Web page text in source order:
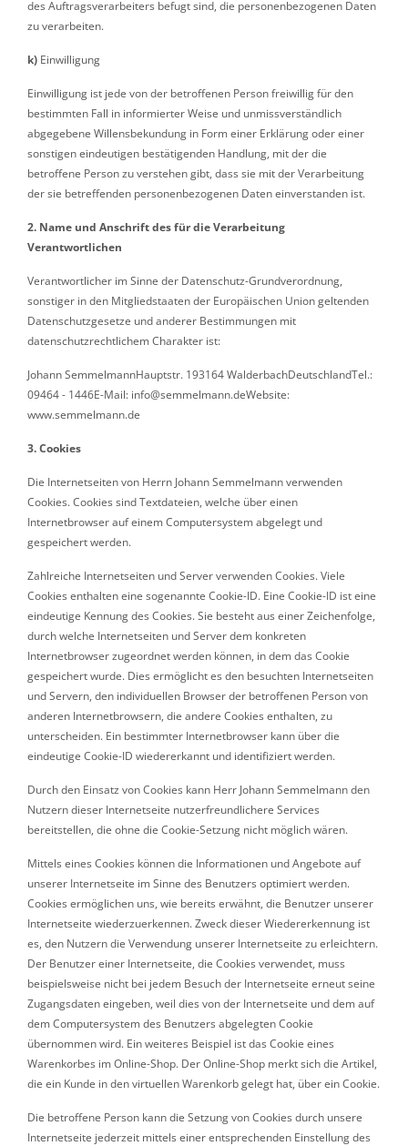
des Auftragsverarbeiters befugt sind, die personenbezogenen Daten
zu verarbeiten.
k) Einwilligung
Einwilligung ist jede von der betroffenen Person freiwillig für den
bestimmten Fall in informierter Weise und unmissverständlich
abgegebene Willensbekundung in Form einer Erklärung oder einer
sonstigen eindeutigen bestätigenden Handlung, mit der die
betroffene Person zu verstehen gibt, dass sie mit der Verarbeitung
der sie betreffenden personenbezogenen Daten einverstanden ist.
2. Name und Anschrift des für die Verarbeitung
Verantwortlichen
Verantwortlicher im Sinne der Datenschutz-Grundverordnung,
sonstiger in den Mitgliedstaaten der Europäischen Union geltenden
Datenschutzgesetze und anderer Bestimmungen mit
datenschutzrechtlichem Charakter ist:
Johann SemmelmannHauptstr. 193164 WalderbachDeutschlandTel.:
09464 - 1446E-Mail: info@semmelmann.deWebsite:
www.semmelmann.de
3. Cookies
Die Internetseiten von Herrn Johann Semmelmann verwenden
Cookies. Cookies sind Textdateien, welche über einen
Internetbrowser auf einem Computersystem abgelegt und
gespeichert werden.
Zahlreiche Internetseiten und Server verwenden Cookies. Viele
Cookies enthalten eine sogenannte Cookie-ID. Eine Cookie-ID ist eine
eindeutige Kennung des Cookies. Sie besteht aus einer Zeichenfolge,
durch welche Internetseiten und Server dem konkreten
Internetbrowser zugeordnet werden können, in dem das Cookie
gespeichert wurde. Dies ermöglicht es den besuchten Internetseiten
und Servern, den individuellen Browser der betroffenen Person von
anderen Internetbrowsern, die andere Cookies enthalten, zu
unterscheiden. Ein bestimmter Internetbrowser kann über die
eindeutige Cookie-ID wiedererkannt und identifiziert werden.
Durch den Einsatz von Cookies kann Herr Johann Semmelmann den
Nutzern dieser Internetseite nutzerfreundlichere Services
bereitstellen, die ohne die Cookie-Setzung nicht möglich wären.
Mittels eines Cookies können die Informationen und Angebote auf
unserer Internetseite im Sinne des Benutzers optimiert werden.
Cookies ermöglichen uns, wie bereits erwähnt, die Benutzer unserer
Internetseite wiederzuerkennen. Zweck dieser Wiedererkennung ist
es, den Nutzern die Verwendung unserer Internetseite zu erleichtern.
Der Benutzer einer Internetseite, die Cookies verwendet, muss
beispielsweise nicht bei jedem Besuch der Internetseite erneut seine
Zugangsdaten eingeben, weil dies von der Internetseite und dem auf
dem Computersystem des Benutzers abgelegten Cookie
übernommen wird. Ein weiteres Beispiel ist das Cookie eines
Warenkorbes im Online-Shop. Der Online-Shop merkt sich die Artikel,
die ein Kunde in den virtuellen Warenkorb gelegt hat, über ein Cookie.
Die betroffene Person kann die Setzung von Cookies durch unsere
Internetseite jederzeit mittels einer entsprechenden Einstellung des